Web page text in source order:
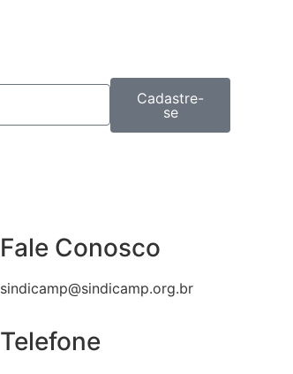
Cadastre-
se
Fale Conosco
sindicamp@sindicamp.org.br
Telefone